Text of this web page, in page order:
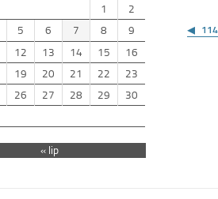
1
2
5 6 7 8
9
12 13 14 15
16
19 20 21 22
23
26 27 28 29
30
« lip